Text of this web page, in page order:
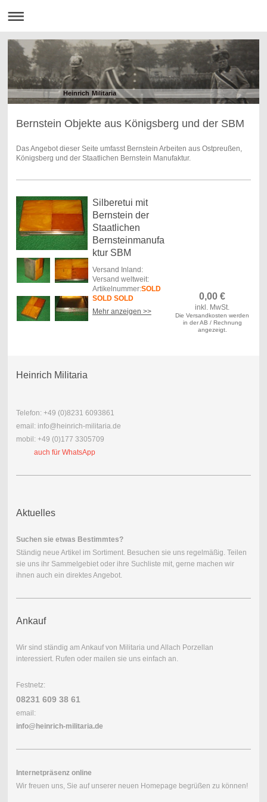
Heinrich Militaria
Bernstein Objekte aus Königsberg und der SBM
Das Angebot dieser Seite umfasst Bernstein Arbeiten aus Ostpreußen,
Königsberg und der Staatlichen Bernstein Manufaktur.
0,00 €
inkl. MwSt.
Die Versandkosten werden
in der AB / Rechnung
angezeigt.
Silberetui mit
Bernstein der
Staatlichen
Bernsteinmanufa
ktur SBM
Versand Inland:
Versand weltweit:
Artikelnummer:SOLD
SOLD SOLD
Beschreibung
Chips im Bernstein.
Mehr anzeigen >>
Heinrich Militaria
Telefon: +49 (0)8231 6093861
email: info@heinrich-militaria.de
mobil: +49 (0)177 3305709
auch für WhatsApp
Aktuelles
Suchen sie etwas Bestimmtes?
Ständig neue Artikel im Sortiment. Besuchen sie uns regelmäßig. Teilen
sie uns ihr Sammelgebiet oder ihre Suchliste mit, gerne machen wir
ihnen auch ein direktes Angebot.
Ankauf
Wir sind ständig am Ankauf von Militaria und Allach Porzellan
interessiert. Rufen oder mailen sie uns einfach an.
Festnetz:
08231 609 38 61
email:
info@heinrich-militaria.de
Internetpräsenz online
Wir freuen uns, Sie auf unserer neuen Homepage begrüßen zu können!